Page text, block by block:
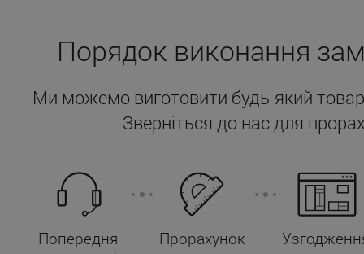
Порядок виконання
Ми можемо виготовити будь-який
Зверніться до нас для
Попередня
Прорахунок